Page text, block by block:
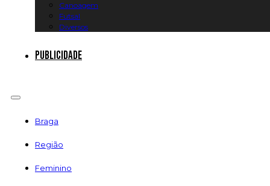
Canoagem
Futsal
Diversos
Publicidade
Braga
Região
Feminino